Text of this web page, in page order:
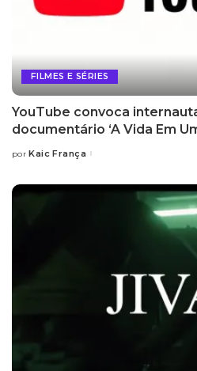
FILMES E SÉRIES
YouTube convoca
documentário ‘A Vida Em
Posted
por Kaic França